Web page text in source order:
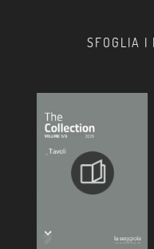
SFOGLIA I